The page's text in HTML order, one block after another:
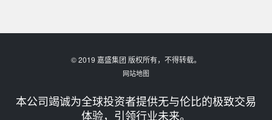
© 2019 嘉盛集团 版权所有，不得转载。
网站地图
本公司竭诚为全球投资者提供无与伦比的极致交易
体验，引领行业未来。